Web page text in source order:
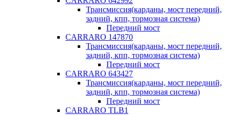
Трансмиссия(карданы, мост передний,
задний, кпп, тормозная система)
Передний мост
CARRARO 147870
Трансмиссия(карданы, мост передний,
задний, кпп, тормозная система)
Передний мост
CARRARO 643427
Трансмиссия(карданы, мост передний,
задний, кпп, тормозная система)
Передний мост
CARRARO TLB1